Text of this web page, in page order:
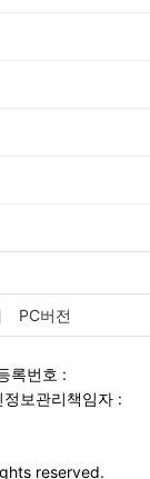
PC버전
록번호 :
정보관리책임자 :
reserved.